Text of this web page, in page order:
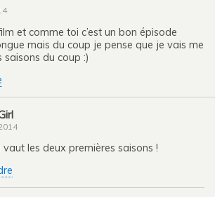
et comme toi c’est un bon épisode
mais du coup je pense que je vais me
saisons du coup :)
vaut les deux premières saisons !